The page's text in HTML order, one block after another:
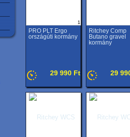
1
PRO PLT Ergo
országúti kormány
29 990 Ft
Ritchey Comp
Butano gravel
kormány
29